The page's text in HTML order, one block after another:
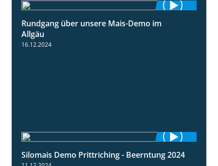
Rundgang über unsere Mais-Demo im
Allgäu
16.12.2024
12:28
Silomais Demo Prittriching - Beerntung 2024